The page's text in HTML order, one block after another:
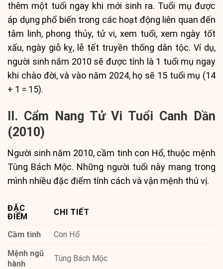
thêm một tuổi ngay khi mới sinh ra. Tuổi mụ được
áp dụng phổ biến trong các hoạt động liên quan đến
tâm linh, phong thủy, tử vi, xem tuổi, xem ngày tốt
xấu, ngày giỗ kỵ, lễ tết truyền thống dân tộc. Ví dụ,
người sinh năm 2010 sẽ được tính là 1 tuổi mụ ngay
khi chào đời, và vào năm 2024, họ sẽ 15 tuổi mụ (14
+ 1 = 15).
II. Cẩm Nang Tử Vi Tuổi Canh Dần
(2010)
Người sinh năm 2010, cầm tinh con Hổ, thuộc mệnh
Tùng Bách Mộc. Những người tuổi này mang trong
mình nhiều đặc điểm tính cách và vận mệnh thú vị.
ĐẶC
ĐIỂM
CHI TIẾT
Cầm tinh
Con Hổ
Mệnh ngũ
hành
Tùng Bách Mộc